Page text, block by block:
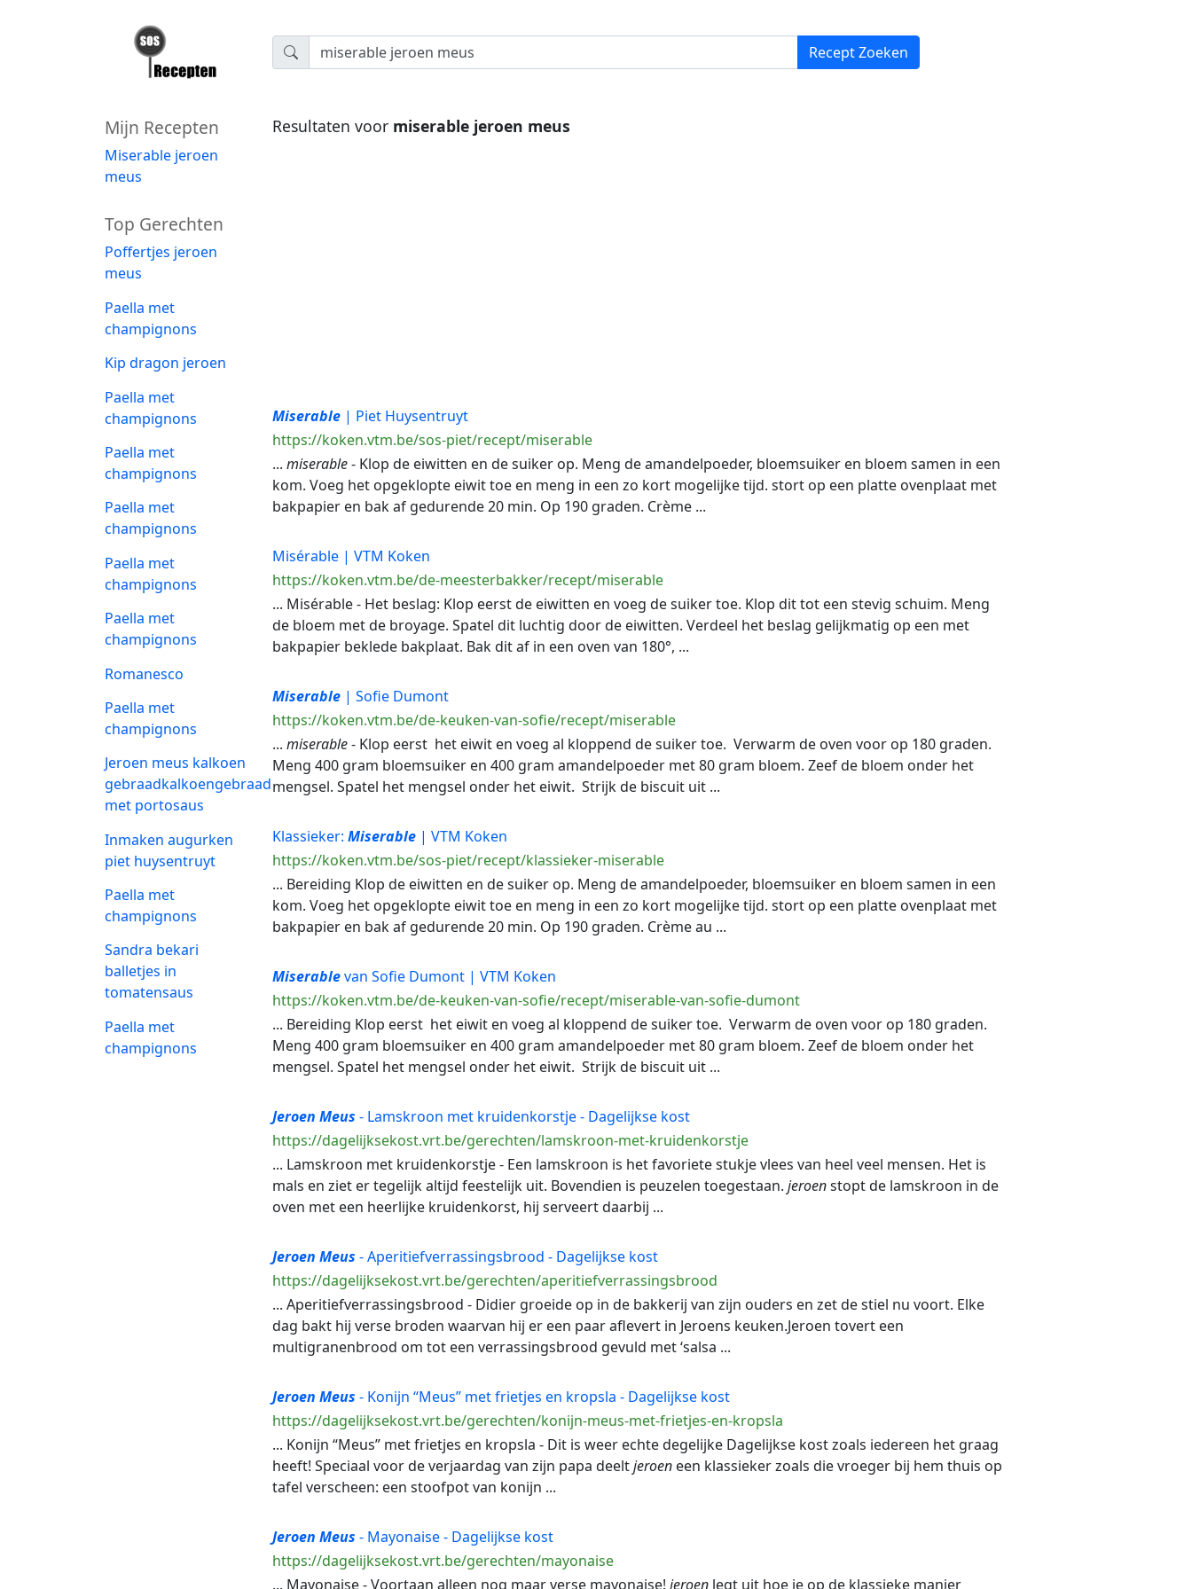
Mijn Recepten
Miserable jeroen
meus
Top Gerechten
Poffertjes jeroen
meus
Paella met
champignons
Kip dragon jeroen
Paella met
champignons
Paella met
champignons
Paella met
champignons
Paella met
champignons
Paella met
champignons
Romanesco
Paella met
champignons
Jeroen meus kalkoen
gebraadkalkoengebraad
met portosaus
Inmaken augurken
piet huysentruyt
Paella met
champignons
Sandra bekari
balletjes in
tomatensaus
Paella met
champignons
Resultaten voor miserable jeroen meus
Miserable| Piet Huysentruyt
https://koken.vtm.be/sos-piet/recept/miserable
... miserable- Klop de eiwitten en de suiker op. Meng de amandelpoeder, bloemsuiker en bloem samen in een
kom. Voeg het opgeklopte eiwit toe en meng in een zo kort mogelijke tijd. stort op een platte ovenplaat met
bakpapier en bak af gedurende 20 min. Op 190 graden. Crème ...
Misérable | VTM Koken
https://koken.vtm.be/de-meesterbakker/recept/miserable
... Misérable - Het beslag: Klop eerst de eiwitten en voeg de suiker toe. Klop dit tot een stevig schuim. Meng
de bloem met de broyage. Spatel dit luchtig door de eiwitten. Verdeel het beslag gelijkmatig op een met
bakpapier beklede bakplaat. Bak dit af in een oven van 180°, ...
Miserable| Sofie Dumont
https://koken.vtm.be/de-keuken-van-sofie/recept/miserable
... miserable- Klop eerst het eiwit en voeg al kloppend de suiker toe. Verwarm de oven voor op 180 graden.
Meng 400 gram bloemsuiker en 400 gram amandelpoeder met 80 gram bloem. Zeef de bloem onder het
mengsel. Spatel het mengsel onder het eiwit. Strijk de biscuit uit ...
Klassieker: Miserable| VTM Koken
https://koken.vtm.be/sos-piet/recept/klassieker-miserable
... Bereiding Klop de eiwitten en de suiker op. Meng de amandelpoeder, bloemsuiker en bloem samen in een
kom. Voeg het opgeklopte eiwit toe en meng in een zo kort mogelijke tijd. stort op een platte ovenplaat met
bakpapier en bak af gedurende 20 min. Op 190 graden. Crème au ...
Miserablevan Sofie Dumont | VTM Koken
https://koken.vtm.be/de-keuken-van-sofie/recept/miserable-van-sofie-dumont
... Bereiding Klop eerst het eiwit en voeg al kloppend de suiker toe. Verwarm de oven voor op 180 graden.
Meng 400 gram bloemsuiker en 400 gram amandelpoeder met 80 gram bloem. Zeef de bloem onder het
mengsel. Spatel het mengsel onder het eiwit. Strijk de biscuit uit ...
Jeroen Meus - Lamskroon met kruidenkorstje - Dagelijkse kost
https://dagelijksekost.vrt.be/gerechten/lamskroon-met-kruidenkorstje
... Lamskroon met kruidenkorstje - Een lamskroon is het favoriete stukje vlees van heel veel mensen. Het is
mals en ziet er tegelijk altijd feestelijk uit. Bovendien is peuzelen toegestaan. jeroenstopt de lamskroon in de
oven met een heerlijke kruidenkorst, hij serveert daarbij ...
Jeroen Meus - Aperitiefverrassingsbrood - Dagelijkse kost
https://dagelijksekost.vrt.be/gerechten/aperitiefverrassingsbrood
... Aperitiefverrassingsbrood - Didier groeide op in de bakkerij van zijn ouders en zet de stiel nu voort. Elke
dag bakt hij verse broden waarvan hij er een paar aflevert in Jeroens keuken.Jeroen tovert een
multigranenbrood om tot een verrassingsbrood gevuld met ‘salsa ...
Jeroen Meus - Konijn “Meus” met frietjes en kropsla - Dagelijkse kost
https://dagelijksekost.vrt.be/gerechten/konijn-meus-met-frietjes-en-kropsla
... Konijn “Meus” met frietjes en kropsla - Dit is weer echte degelijke Dagelijkse kost zoals iedereen het graag
heeft! Speciaal voor de verjaardag van zijn papa deeltjeroeneen klassieker zoals die vroeger bij hem thuis op
tafel verscheen: een stoofpot van konijn ...
Jeroen Meus - Mayonaise - Dagelijkse kost
https://dagelijksekost.vrt.be/gerechten/mayonaise
... Mayonaise - Voortaan alleen nog maar verse mayonaise! jeroenlegt uit hoe je op de klassieke manier